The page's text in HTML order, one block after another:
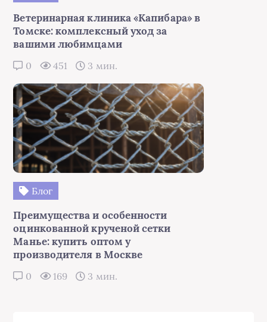
Ветеринарная клиника «Капибара» в
Томске: комплексный уход за
вашими любимцами
0 451 3 мин.
Блог
Преимущества и особенности
оцинкованной крученой сетки
Манье: купить оптом у
производителя в Москве
0 169 3 мин.